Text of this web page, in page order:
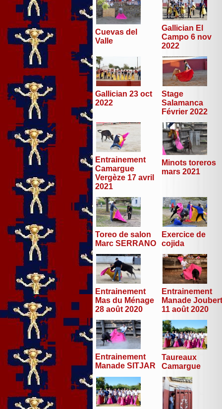
Cuevas del
Valle
Gallician El
Campo 6 nov
2022
Gallician 23 oct
2022
Stage
Salamanca
Février 2022
Entrainement
Camargue
Vergèze 17 avril
2021
Minots toreros
mars 2021
Toreo de salon
Marc SERRANO
Exercice de
cojida
Entrainement
Mas du Ménage
28 août 2020
Entrainement
Manade Joubert
11 août 2020
Entrainement
Manade SITJAR
Taureaux
Camargue